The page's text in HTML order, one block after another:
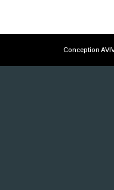
Conception